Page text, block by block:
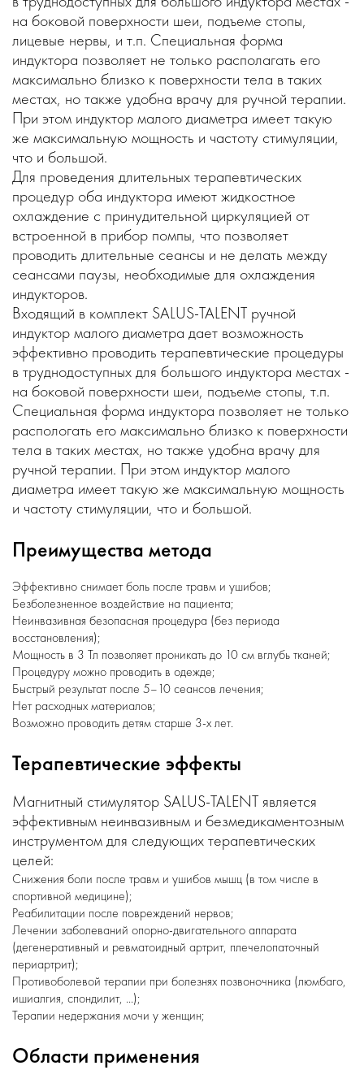
на боковой поверхности шеи, подъеме стопы,
лицевые нервы, и т.п. Специальная форма
индуктора позволяет не только располагать его
максимально близко к поверхности тела в таких
местах, но также удобна врачу для ручной терапии.
При этом индуктор малого диаметра имеет такую
же максимальную мощность и частоту стимуляции,
что и большой.
Для проведения длительных терапевтических
процедур оба индуктора имеют жидкостное
охлаждение с принудительной циркуляцией от
встроенной в прибор помпы, что позволяет
проводить длительные сеансы и не делать между
сеансами паузы, необходимые для охлаждения
индукторов.
Входящий в комплект SALUS-TALENT ручной
индуктор малого диаметра дает возможность
эффективно проводить терапевтические процедуры
в труднодоступных для большого индуктора местах -
на боковой поверхности шеи, подъеме стопы, т.п.
Специальная форма индуктора позволяет не только
распологать его максимально близко к поверхности
тела в таких местах, но также удобна врачу для
ручной терапии. При этом индуктор малого
диаметра имеет такую же максимальную мощность
и частоту стимуляции, что и большой.
Преимущества метода
Эффективно снимает боль после травм и ушибов;
Безболезненное воздействие на пациента;
Неинвазивная безопасная процедура (без периода
восстановления);
Мощность в 3 Тл позволяет проникать до 10 см вглубь тканей;
Процедуру можно проводить в одежде;
Быстрый результат после 5–10 сеансов лечения;
Нет расходных материалов;
Возможно проводить детям старше 3-х лет.
Терапевтические эффекты
Магнитный стимулятор SALUS-TALENT является
эффективным неинвазивным и безмедикаментозным
инструментом для следующих терапевтических
целей:
Снижения боли после травм и ушибов мышц (в том числе в
спортивной медицине);
Реабилитации после повреждений нервов;
Лечении заболеваний опорно-двигательного аппарата
(дегенеративный и ревматоидный артрит, плечелопаточный
периартрит);
Противоболевой терапии при болезнях позвоночника (люмбаго,
ишиалгия, спондилит, ...);
Терапии недержания мочи у женщин;
Области применения